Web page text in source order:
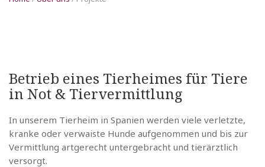
Betrieb eines Tierheimes für Tiere
in Not & Tiervermittlung
In unserem Tierheim in Spanien werden viele verletzte,
kranke oder verwaiste Hunde aufgenommen und bis zur
Vermittlung artgerecht untergebracht und tierärztlich
versorgt.